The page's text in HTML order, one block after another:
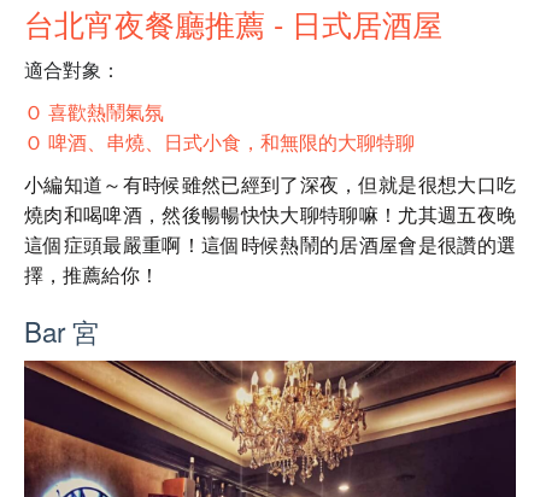
台北宵夜餐廳推薦 - 日式居酒屋
適合對象：
Ｏ 喜歡熱鬧氣氛
Ｏ 啤酒、串燒、日式小食，和無限的大聊特聊
小編知道～有時候雖然已經到了深夜，但就是很想大口吃
燒肉和喝啤酒，然後暢暢快快大聊特聊嘛！尤其週五夜晚
這個症頭最嚴重啊！這個時候熱鬧的居酒屋會是很讚的選
擇，推薦給你！
Bar 宮